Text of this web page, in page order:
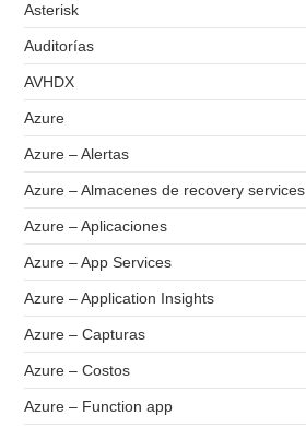
Asterisk
Auditorías
AVHDX
Azure
Azure – Alertas
Azure – Almacenes de recovery services
Azure – Aplicaciones
Azure – App Services
Azure – Application Insights
Azure – Capturas
Azure – Costos
Azure – Function app